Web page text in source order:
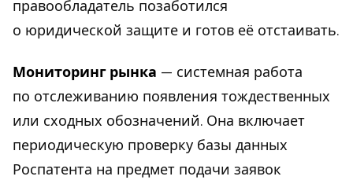
правообладатель позаботился
о юридической защите и готов её отстаивать.
Мониторинг рынка — системная работа
по отслеживанию появления тождественных
или сходных обозначений. Она включает
периодическую проверку базы данных
Роспатента на предмет подачи заявок